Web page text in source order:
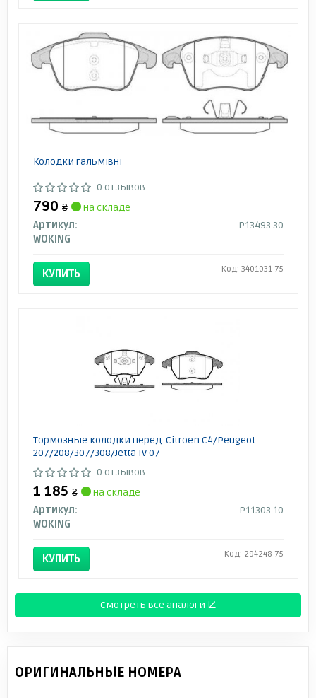
Колодки гальмівні
0 отзывов
790 ₴
на складе
Артикул:
P13493.30
WOKING
КУПИТЬ Код: 3401031-75
Тормозные колодки перед. Citroen C4/Peugeot
207/208/307/308/Jetta IV 07-
0 отзывов
1 185 ₴
на складе
Артикул:
P11303.10
WOKING
КУПИТЬ Код: 294248-75
Смотреть все аналоги ↓
ОРИГИНАЛЬНЫЕ НОМЕРА